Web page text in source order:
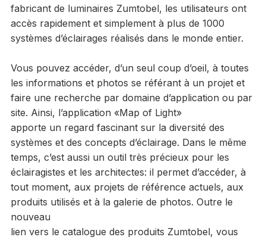
fabricant de luminaires Zumtobel, les utilisateurs ont
accès rapidement et simplement à plus de 1000
systèmes d’éclairages réalisés dans le monde entier.
Vous pouvez accéder, d’un seul coup d’oeil, à toutes
les informations et photos se référant à un projet et
faire une recherche par domaine d’application ou par
site. Ainsi, l’application «Map of Light»
apporte un regard fascinant sur la diversité des
systèmes et des concepts d’éclairage. Dans le même
temps, c’est aussi un outil très précieux pour les
éclairagistes et les architectes: il permet d’accéder, à
tout moment, aux projets de référence actuels, aux
produits utilisés et à la galerie de photos. Outre le
nouveau
lien vers le catalogue des produits Zumtobel, vous